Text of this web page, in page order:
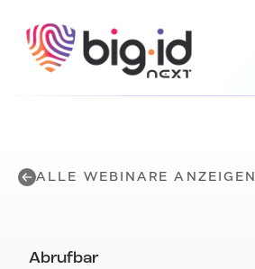
ALLE WEBINARE ANZEIGEN
Abrufbar